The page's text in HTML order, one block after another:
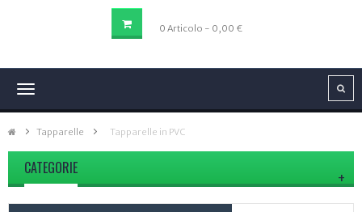
0 Articolo - 0,00 €
Navigazione
Tapparelle > Tapparelle in PVC
CATEGORIE